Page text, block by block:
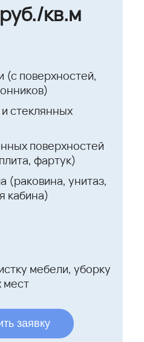
кв.м
(с поверхностей,
стеклянных
поверхностей
фартук)
(раковина, унитаз,
кабина)
мебели, уборку
мест
заявку